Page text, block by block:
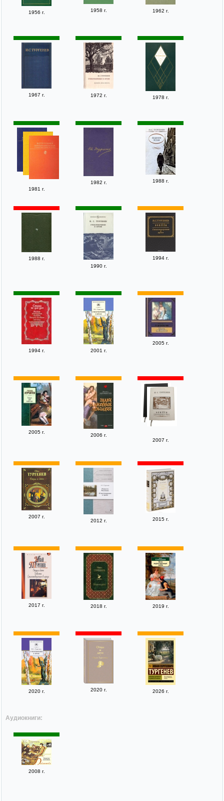
1956 г. 1958 г. 1962 г.
1967 г. 1972 г. 1978 г.
1981 г.
1982 г. 1988 г.
1988 г.
1990 г.
1994 г.
1994 г. 2001 г.
2005 г.
2005 г.
2006 г.
2007 г.
2007 г.
2012 г. 2015 г.
2017 г. 2018 г. 2019 г.
2020 г. 2020 г. 2026 г.
Аудиокниги:
2008 г.